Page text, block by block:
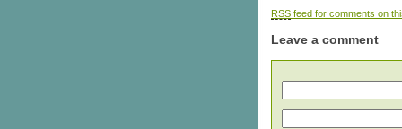
RSS feed for comments on
Leave a comment